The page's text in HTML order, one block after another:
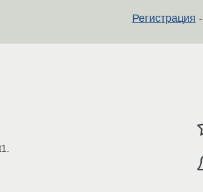
Регистрация -